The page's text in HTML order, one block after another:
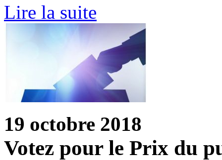
Lire la suite
19 octobre 2018
Votez pour le Prix du